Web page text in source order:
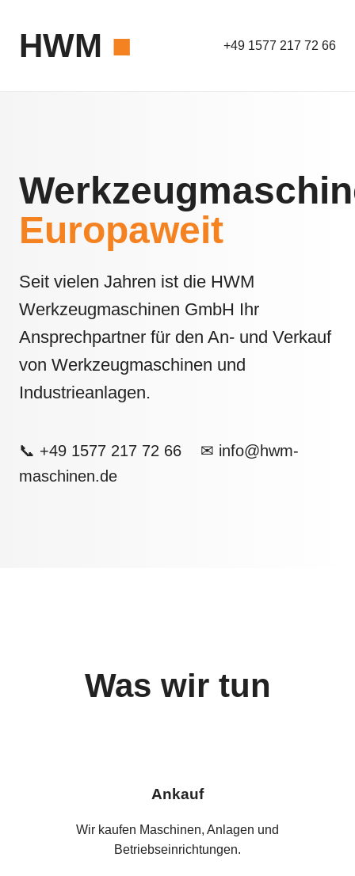
HWM ■ +49 1577 217 72 66
Europaweit
Seit vielen Jahren ist die HWM
Werkzeugmaschinen GmbH Ihr
Ansprechpartner für den An- und Verkauf
von Werkzeugmaschinen und
Industrieanlagen.
📞 +49 1577 217 72 66 ✉ info@hwm-
maschinen.de
Was wir tun
Ankauf
Wir kaufen Maschinen, Anlagen und
Betriebseinrichtungen.